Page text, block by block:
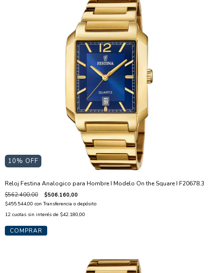
10% OFF
Reloj Festina Analogico para Hombre I Modelo On the Square I F20678.3
$562.400,00 $506.160,00
$455.544,00 con Transferencia o depósito
12 cuotas sin interés de $42.180,00